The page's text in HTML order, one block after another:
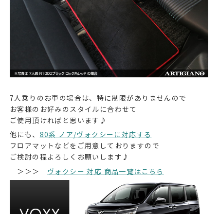
7人乗りのお車の場合は、特に制限がありませんので
お客様のお好みのスタイルに合わせて
ご使用頂ければと思います♪
他にも、 80系 ノア/ヴォクシーに対応する
フロアマットなどをご用意しておりますので
ご検討の程よろしくお願いします♪
＞＞＞ ヴォクシー 対応 商品一覧はこちら